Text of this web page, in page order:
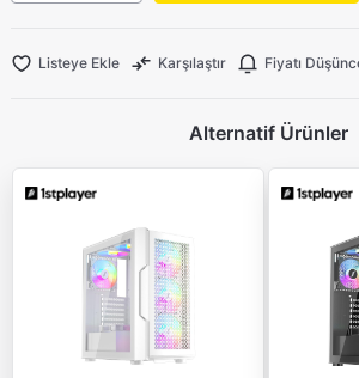
Listeye Ekle Karşılaştır Fiyatı
Alternatif Ürünler